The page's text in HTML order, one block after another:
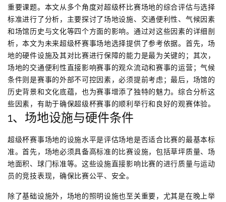
重要课题。本文从多个角度对超级杯比赛场地的综合评估与选择
标准进行了分析，主要探讨了场地设施、交通便利性、气候因素
和场馆历史与文化等四个方面的影响。通过对这些因素的详细剖
析，本文为未来超级杯赛事场地选择提供了参考依据。首先，场
地的硬件设施及其对比赛进行保障的能力是最为关键的；其次，
场地的交通便利性直接影响赛事的观众流动和赛事的运营；气候
条件则是赛事的外部不可控因素，必须提前考虑；最后，场馆的
历史背景和文化底蕴，也为赛事增添了独特的魅力。综合分析这
些因素，有助于确保超级杯赛事的顺利举行和良好的观赛体验。
1、场地设施与硬件条件
超级杯赛事场地的设施水平是评估场地是否适合比赛的最基本标
准。首先，场地必须具备高标准的比赛设施，包括草坪质量、场
地面积、球门标准等。这些设施直接影响比赛的进行质量与运动
员的竞技表现，确保比赛公平、安全。
除了基础设施外，场地的照明设施也至关重要，尤其是在晚上举